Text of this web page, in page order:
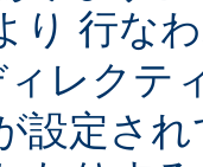
り 行な
ィレクテ
設定さ